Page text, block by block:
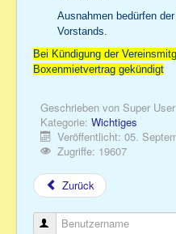
Ausnahmen bedürfen
Vorstands.
Bei Kündigung der
Boxenmietvertrag gekündigt
Geschrieben von Super User
Kategorie: Wichtiges
Veröffentlicht: 05.
Zugriffe: 19607
Zurück
Benutzername